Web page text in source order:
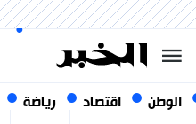
الوطن اقتصاد رياضة
أغسطس 2026